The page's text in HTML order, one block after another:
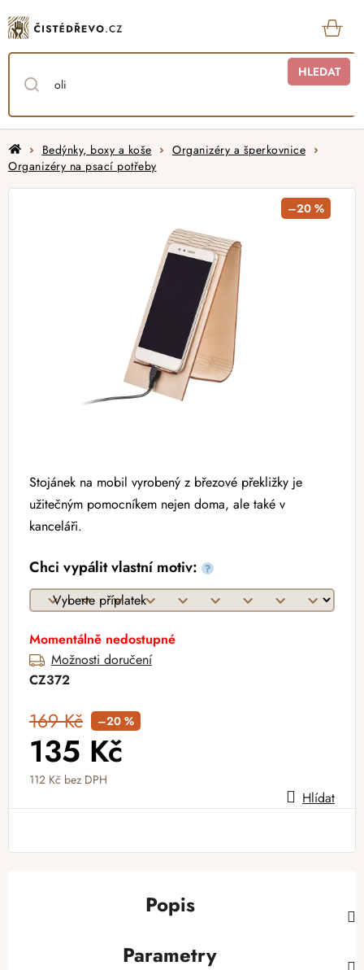
na
obsah
HLEDAT
DomůBedýnky, boxy a koše
Organizéry a šperkovnice
Organizéry na psací potřeby
Stojánek na mobil vyrobený z březové překližky je
užitečným pomocníkem nejen doma, ale také v
kanceláři.
Chci vypálit vlastní motiv: ?
Momentálně nedostupné
Možnosti doručení
CZ372
169 Kč –20 %
135 Kč
112 Kč bez DPH
Měrná cena: Hlídat
–20 %
Popis
Parametry